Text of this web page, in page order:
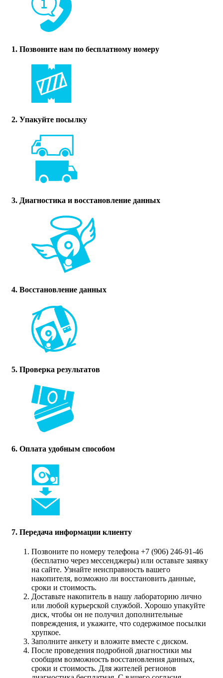
1. Позвоните нам по бесплатному номеру
2. Упакуйте посылку
3. Диагностика и восстановление данных
4. Восстановление данных
5. Проверка результатов
6. Оплата удобным способом
7. Передача информации клиенту
Позвоните по номеру телефона +7 (906) 246-91-46
(бесплатно через мессенджеры) или оставьте заявку
на сайте. Узнайте неисправность вашего
накопителя, возможно ли восстановить данные,
сроки и стоимость.
Доставьте накопитель в нашу лабораторию лично
или любой курьерской службой. Хорошо упакуйте
диск, чтобы он не получил дополнительные
повреждения, и укажите, что содержимое посылки
хрупкое.
Заполните анкету и вложите вместе с диском.
После проведения подробной диагностики мы
сообщим возможность восстановления данных,
сроки и стоимость. Для жителей регионов